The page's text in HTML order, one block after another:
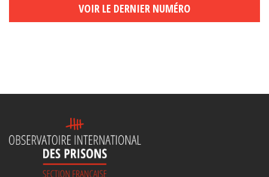
VOIR LE DERNIER NUMÉRO